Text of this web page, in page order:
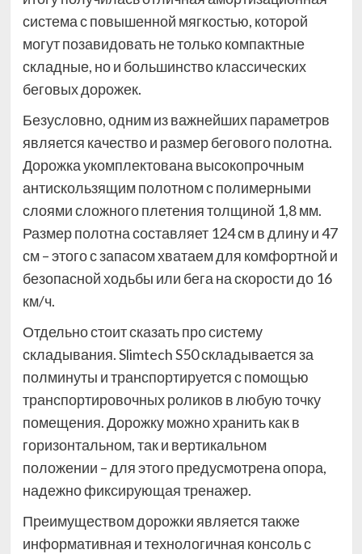
система с повышенной мягкостью, которой
могут позавидовать не только компактные
складные, но и большинство классических
беговых дорожек.
Безусловно, одним из важнейших параметров
является качество и размер бегового полотна.
Дорожка укомплектована высокопрочным
антискользящим полотном с полимерными
слоями сложного плетения толщиной 1,8 мм.
Размер полотна составляет 124 см в длину и 47
см – этого с запасом хватаем для комфортной и
безопасной ходьбы или бега на скорости до 16
км/ч.
Отдельно стоит сказать про систему
складывания. Slimtech S50 складывается за
полминуты и транспортируется с помощью
транспортировочных роликов в любую точку
помещения. Дорожку можно хранить как в
горизонтальном, так и вертикальном
положении – для этого предусмотрена опора,
надежно фиксирующая тренажер.
Преимуществом дорожки является также
информативная и технологичная консоль с